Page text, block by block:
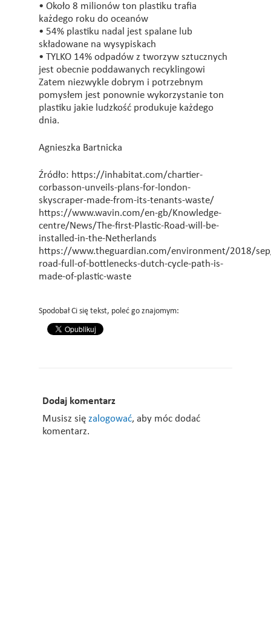
• Około 8 milionów ton plastiku trafia
każdego roku do oceanów
• 54% plastiku nadal jest spalane lub
składowane na wysypiskach
• TYLKO 14% odpadów z tworzyw sztucznych
jest obecnie poddawanych recyklingowi
Zatem niezwykle dobrym i potrzebnym
pomysłem jest ponownie wykorzystanie ton
plastiku jakie ludzkość produkuje każdego
dnia.
Agnieszka Bartnicka
Źródło: https://inhabitat.com/chartier-
corbasson-unveils-plans-for-london-
skyscraper-made-from-its-tenants-waste/
https://www.wavin.com/en-gb/Knowledge-
centre/News/The-first-Plastic-Road-will-be-
installed-in-the-Netherlands
https://www.theguardian.com/environment/2018/
road-full-of-bottlenecks-dutch-cycle-path-is-
made-of-plastic-waste
Spodobał Ci się tekst, poleć go znajomym:
Dodaj komentarz
Musisz się zalogować, aby móc dodać
komentarz.